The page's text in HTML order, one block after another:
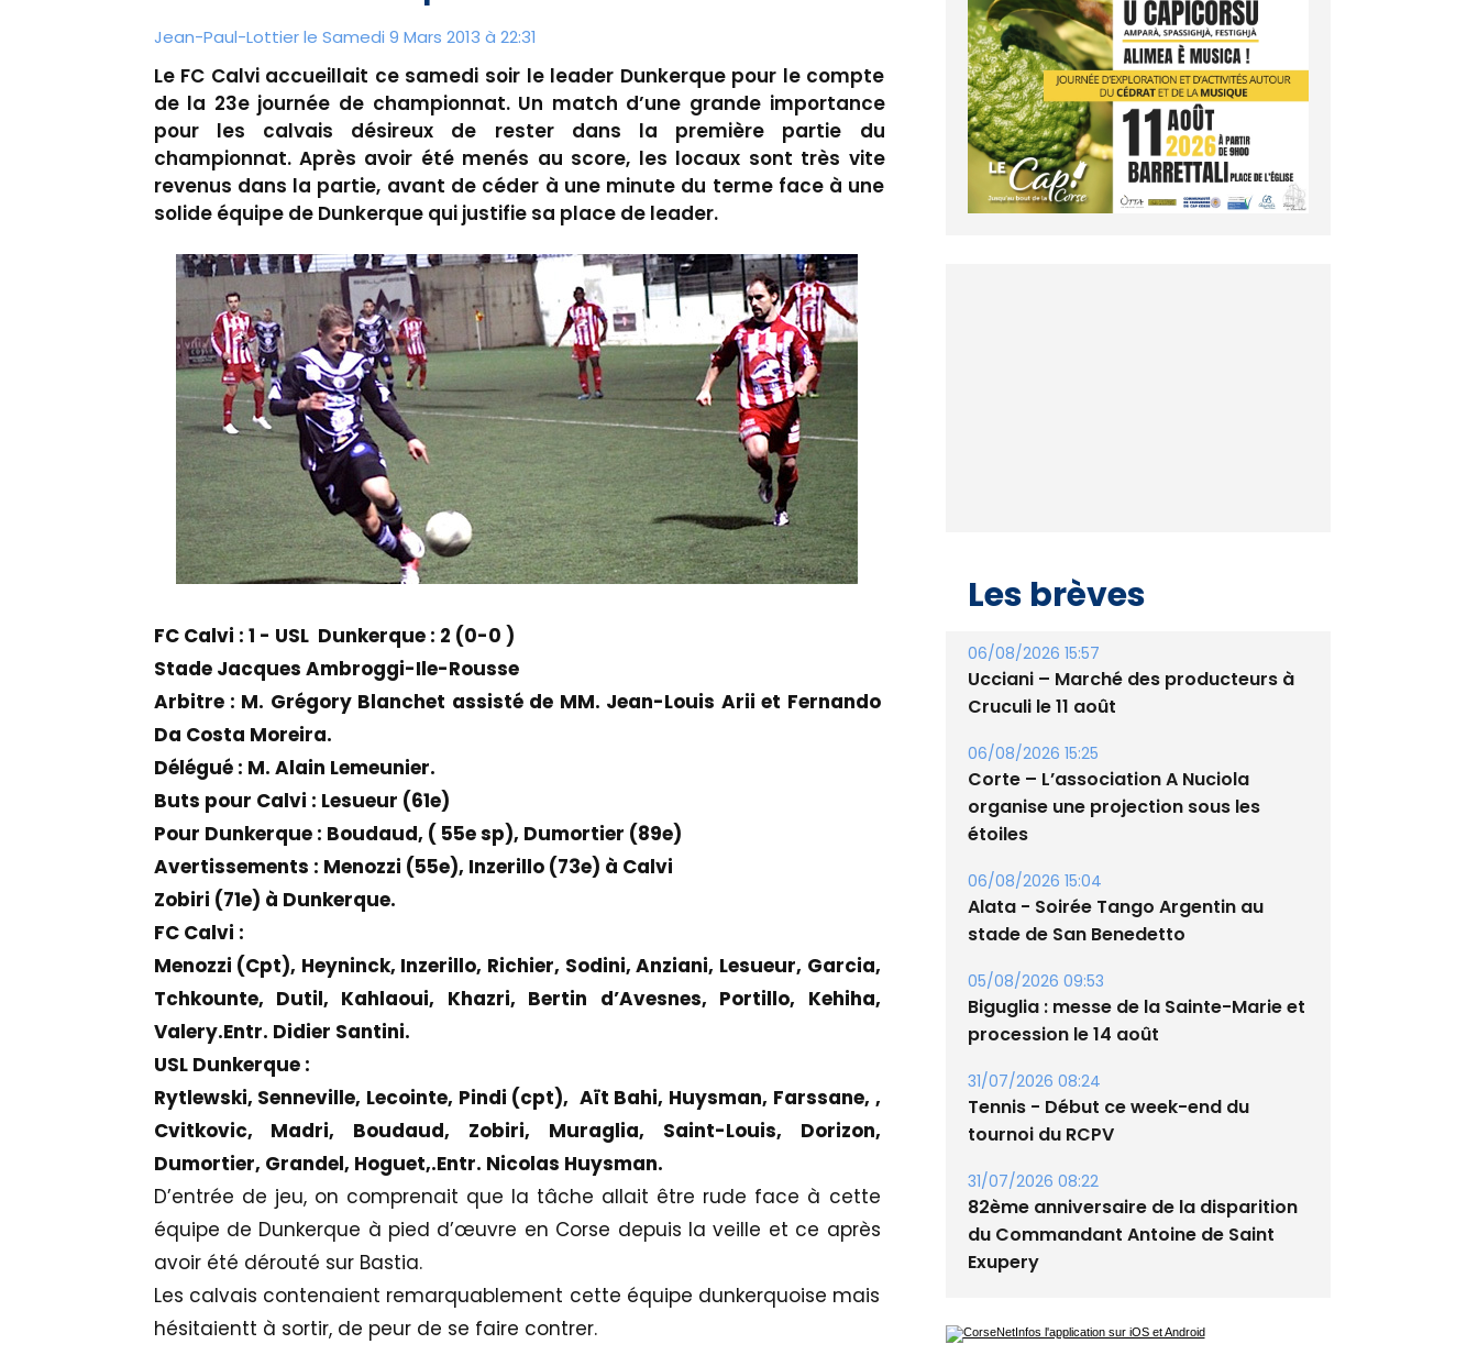
Jean-Paul-Lottier le Samedi 9 Mars 2013 à 22:31
Le FC Calvi accueillait ce samedi soir le leader Dunkerque pour le compte
de la 23e journée de championnat. Un match d’une grande importance
pour les calvais désireux de rester dans la première partie du
championnat. Après avoir été menés au score, les locaux sont très vite
revenus dans la partie, avant de céder à une minute du terme face à une
solide équipe de Dunkerque qui justifie sa place de leader.
FC Calvi : 1 - USL Dunkerque : 2 (0-0 )
Stade Jacques Ambroggi-Ile-Rousse
Arbitre : M. Grégory Blanchet assisté de MM. Jean-Louis Arii et Fernando
Da Costa Moreira.
Délégué : M. Alain Lemeunier.
Buts pour Calvi : Lesueur (61e)
Pour Dunkerque : Boudaud, ( 55e sp), Dumortier (89e)
Avertissements : Menozzi (55e), Inzerillo (73e) à Calvi
Zobiri (71e) à Dunkerque.
FC Calvi :
Menozzi (Cpt), Heyninck, Inzerillo, Richier, Sodini, Anziani, Lesueur, Garcia,
Tchkounte, Dutil, Kahlaoui, Khazri, Bertin d’Avesnes, Portillo, Kehiha,
Valery.Entr. Didier Santini.
USL Dunkerque :
Rytlewski, Senneville, Lecointe, Pindi (cpt), Aït Bahi, Huysman, Farssane, ,
Cvitkovic, Madri, Boudaud, Zobiri, Muraglia, Saint-Louis, Dorizon,
Dumortier, Grandel, Hoguet,.Entr. Nicolas Huysman.
D’entrée de jeu, on comprenait que la tâche allait être rude face à cette
équipe de Dunkerque à pied d’œuvre en Corse depuis la veille et ce après
avoir été dérouté sur Bastia.
Les calvais contenaient remarquablement cette équipe dunkerquoise mais
hésitaientt à sortir, de peur de se faire contrer.
Les brèves
06/08/2026 15:57
Ucciani – Marché des producteurs à
Cruculi le 11 août
06/08/2026 15:25
Corte – L’association A Nuciola
organise une projection sous les
étoiles
06/08/2026 15:04
Alata - Soirée Tango Argentin au
stade de San Benedetto
05/08/2026 09:53
Biguglia : messe de la Sainte-Marie et
procession le 14 août
31/07/2026 08:24
Tennis - Début ce week-end du
tournoi du RCPV
31/07/2026 08:22
82ème anniversaire de la disparition
du Commandant Antoine de Saint
Exupery